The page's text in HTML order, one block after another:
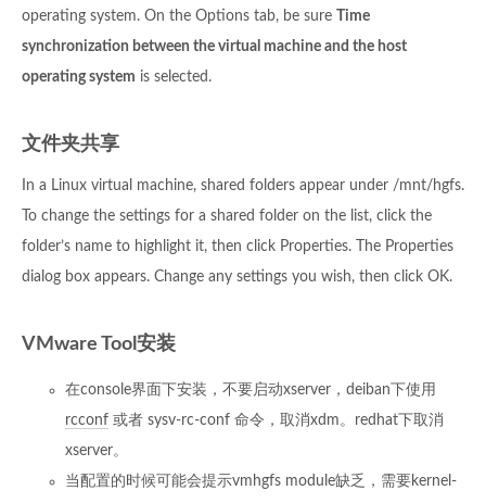
operating system. On the Options tab, be sure
Time
synchronization between the virtual machine and the host
operating system is selected.
文件夹共享
In a Linux virtual machine, shared folders appear under /mnt/hgfs.
To change the settings for a shared folder on the list, click the
folder’s name to highlight it, then click Properties. The Properties
dialog box appears. Change any settings you wish, then click OK.
VMware Tool安装
在console界面下安装，不要启动xserver，deiban下使用
rcconf 或者 sysv-rc-conf 命令，取消xdm。redhat下取消
xserver。
当配置的时候可能会提示vmhgfs module缺乏，需要kernel-